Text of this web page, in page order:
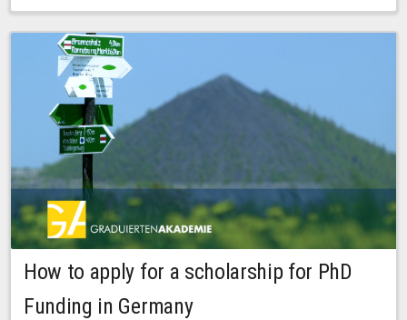
Bachstraße 18k - SR 102 (Seminarraum Servicestelle LehreLernen)
How to apply for a scholarship for PhD
Funding in Germany